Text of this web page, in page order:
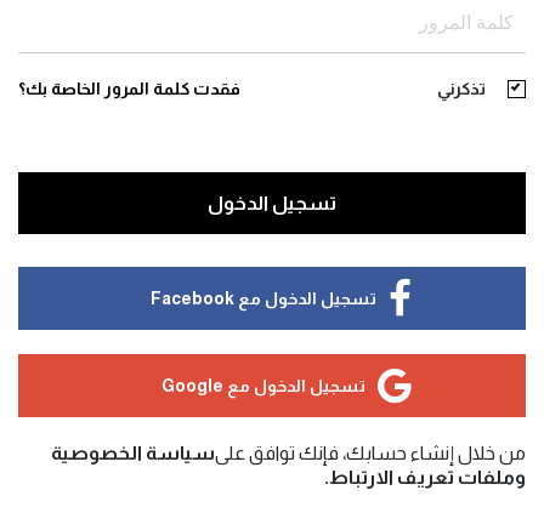
تذكرني فقدت كلمة المرور الخاصة بك؟
تسجيل الدخول
من خلال إنشاء حسابك، فإنك توافق علىسياسة الخصوصية
وملفات تعريف الارتباط.